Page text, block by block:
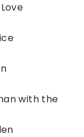
with the